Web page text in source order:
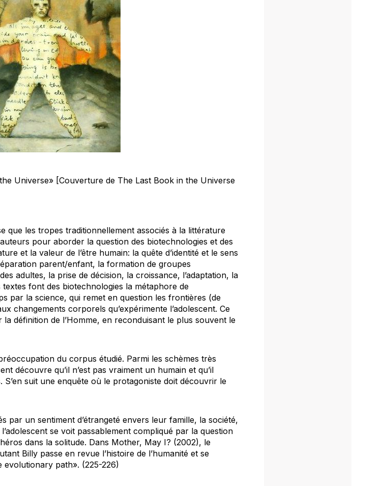
Universe» [Couverture de The Last Book in the Universe
que les tropes traditionnellement associés à la littérature
pour aborder la question des biotechnologies et des
et la valeur de l’être humain: la quête d’identité et le sens
parent/enfant, la formation de groupes
adultes, la prise de décision, la croissance, l’adaptation, la
font des biotechnologies la métaphore de
par la science, qui remet en question les frontières (de
changements corporels qu’expérimente l’adolescent. Ce
définition de l’Homme, en reconduisant le plus souvent le
du corpus étudié. Parmi les schèmes très
découvre qu’il n’est pas vraiment un humain et qu’il
suit une enquête où le protagoniste doit découvrir le
par un sentiment d’étrangeté envers leur famille, la société,
se voit passablement compliqué par la question
dans la solitude. Dans Mother, May I? (2002), le
Billy passe en revue l’histoire de l’humanité et se
path». (225-226)